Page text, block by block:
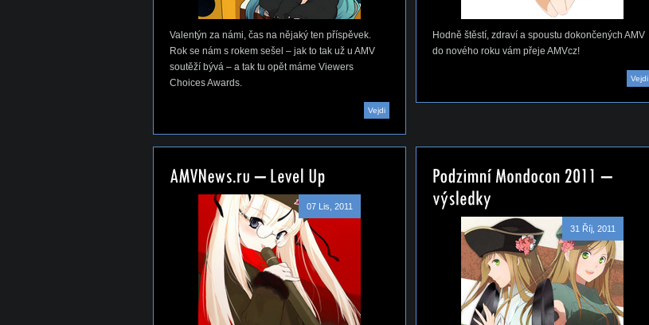
Valentýn za námi, čas na nějaký ten příspěvek.
Rok se nám s rokem sešel – jak to tak už u AMV
soutěží bývá – a tak tu opět máme Viewers
Choices Awards.
Vejdi
Hodně štěstí, zdraví a spoustu dokončených AMV
do nového roku vám přeje AMVcz!
Vejdi
07 Lis, 2011
31 Říj, 2011